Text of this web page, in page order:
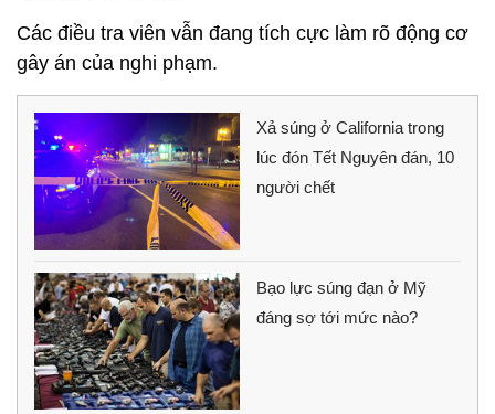
Các điều tra viên vẫn đang tích cực làm rõ động cơ
gây án của nghi phạm.
Xả súng ở California trong
lúc đón Tết Nguyên đán, 10
người chết
Bạo lực súng đạn ở Mỹ
đáng sợ tới mức nào?